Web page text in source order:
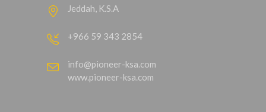
Jeddah, K.S.A
+966 59 343 2854
info@pioneer-ksa.com
www.pioneer-ksa.com